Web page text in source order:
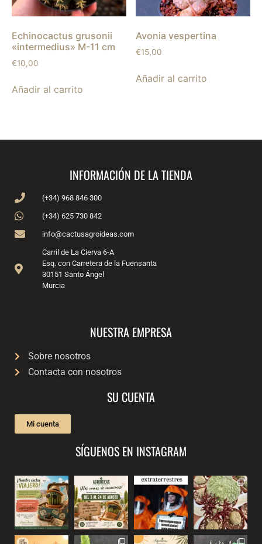
Echinocactus grusonii
«intermedius» M-11 cm
€10,00
Añadir al carrito
Avonia vespertina
€15,00
Añadir al carrito
INFORMACIÓN DE LA TIENDA
(+34) 968 846 300
(+34) 625 730 842
info@cactusagroideas.com
Carril de La Cierva 6-A
Esq. con Carretera de la Fuensanta
30151 Santo Ángel
Murcia
NUESTRA EMPRESA
Sobre nosotros
Contacta con nosotros
SU CUENTA
Mi cuenta
SÍGUENOS EN INSTAGRAM